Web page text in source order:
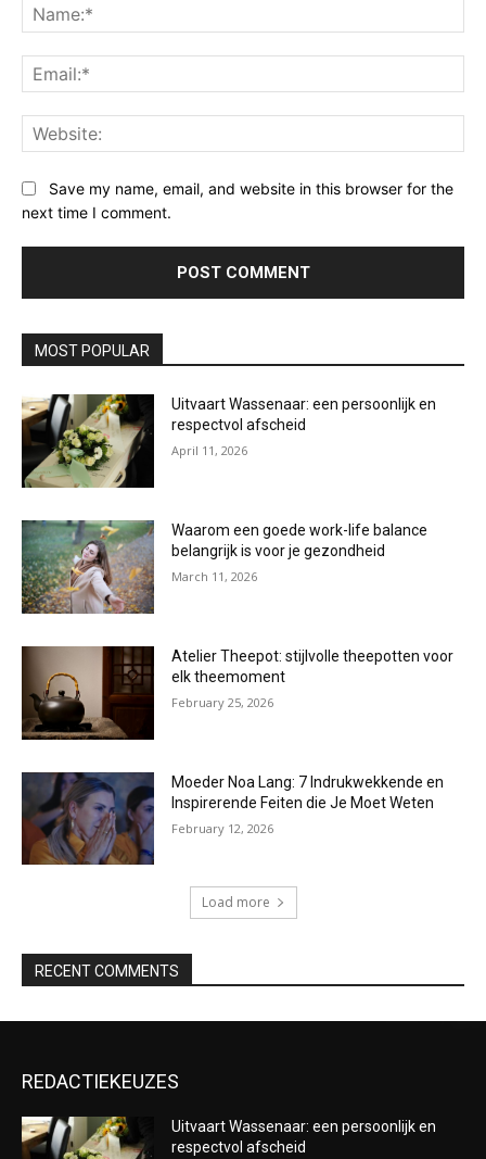
Save my name, email, and website in this browser for the
next time I comment.
MOST POPULAR
Uitvaart Wassenaar: een persoonlijk en
respectvol afscheid
April 11, 2026
Waarom een goede work-life balance
belangrijk is voor je gezondheid
March 11, 2026
Atelier Theepot: stijlvolle theepotten voor
elk theemoment
February 25, 2026
Moeder Noa Lang: 7 Indrukwekkende en
Inspirerende Feiten die Je Moet Weten
February 12, 2026
Load more
RECENT COMMENTS
REDACTIEKEUZES
Uitvaart Wassenaar: een persoonlijk en
respectvol afscheid